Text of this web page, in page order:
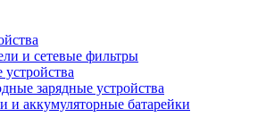
и сетевые фильтры
устройства
зарядные устройства
и аккумуляторные батарейки